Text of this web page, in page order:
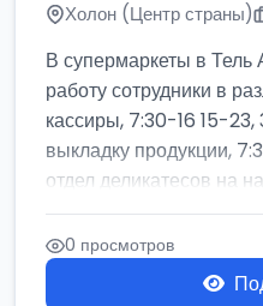
Холон (Центр страны)
В супермаркеты в
работу сотрудники в
кассиры, 7:30-16 15-23,
выкладку продукции,
отдел деликатесов на
0 просмотров